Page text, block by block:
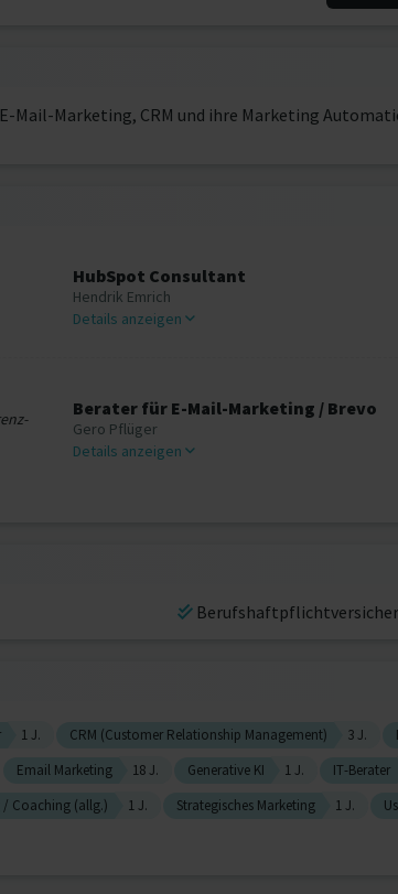
Mail-Marketing, CRM und ihre Marketing
HubSpot Consultant
Hendrik Emrich
Details anzeigen
Berater für E-Mail-Marketing / Brevo
Gero Pflüger
Details anzeigen
1 J. CRM (Customer Relationship Management) 3 J.
Email Marketing 18 J. Generative KI 1 J. IT-Berater
/ Coaching (allg.) 1 J. Strategisches Marketing 1 J.